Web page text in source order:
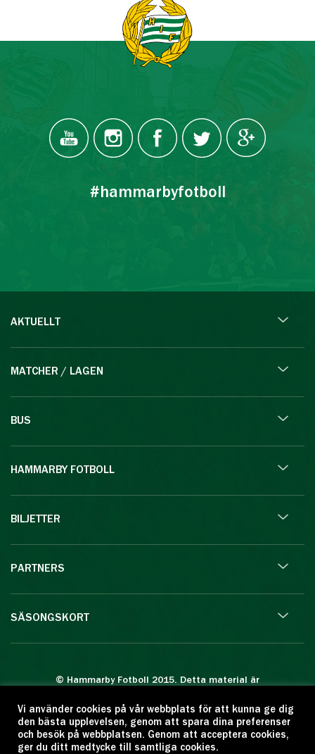
#hammarbyfotboll
AKTUELLT
MATCHER / LAGEN
BUS
HAMMARBY FOTBOLL
BILJETTER
PARTNERS
SÄSONGSKORT
© Hammarby Fotboll 2015. Detta material är
Eftertryck eller annan kopiering är förbjuden.
Citera oss gärna men ange källan:
www.hammarbyfotboll.se. Ansvarig utgivare:
Vi använder cookies på vår webbplats för att kunna ge dig
den bästa upplevelsen, genom att spara dina preferenser
och besök på webbplatsen. Genom att acceptera cookies,
ger du ditt medtycke till samtliga cookies.